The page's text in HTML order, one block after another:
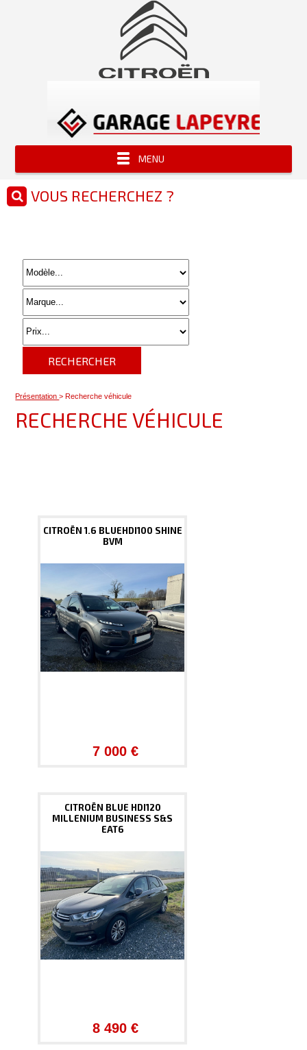
MENU
VOUS RECHERCHEZ ?
RECHERCHER
Présentation> Recherche véhicule
RECHERCHE VÉHICULE
CITROËN 1.6 BLUEHDI100 SHINE
BVM
7 000 €
CITROËN BLUE HDI120
MILLENIUM BUSINESS S&S
EAT6
8 490 €